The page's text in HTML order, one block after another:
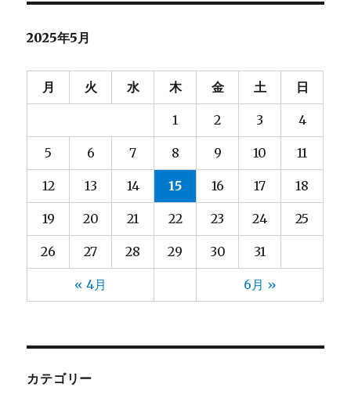
2025年5月
月 火 水 木 金 土 日
« 4月 6月 »
1 2 3 4
5 6 7 8 9 10 11
12 13 14 15 16 17 18
19 20 21 22 23 24 25
26 27 28 29 30 31
カテゴリー